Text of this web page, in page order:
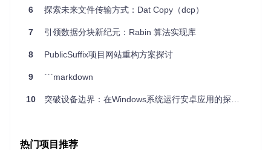
了数据的独立性和抗审查性。
操作过程直观明了。
自动更新 ：未来版本将支持自动更新应用程序，保持用户
的软件及时更新。
开放源码：遵循GPLv3许可，鼓励社区参与开发与改进。
要体验这种创新的分发方式，请前往GitHub 发布页下载Dat I
nstaller的APK文件，并探索更多可能！
发和使用吧！
6 探索未来文件传输方式：Dat Copy（dcp）
7 引领数据分块新纪元：Rabin 算法实现库
8 PublicSuffix项目网站重构方案探讨
9 ```markdown
10 突破设备边界：在Windows系统运行安卓应用的探索之旅
热门项目推荐